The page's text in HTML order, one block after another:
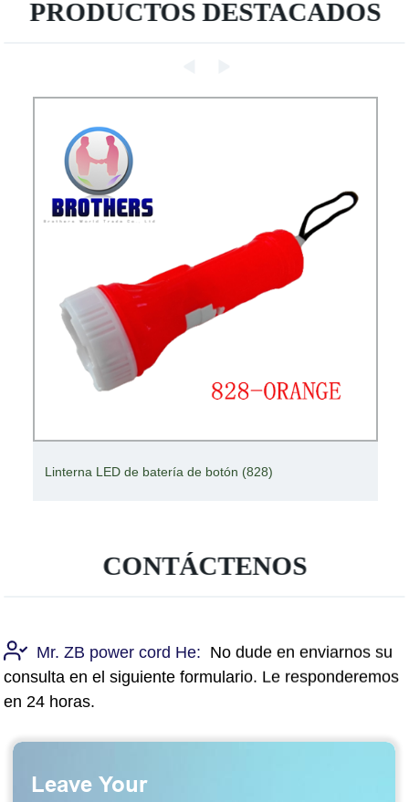
PRODUCTOS DESTACADOS
Linterna LED de batería de botón (828)
CONTÁCTENOS
Mr. ZB power cord He: No dude en enviarnos su
consulta en el siguiente formulario. Le responderemos
en 24 horas.